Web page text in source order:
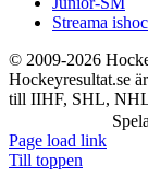
Streama
© 2009-2026
Hockeyresultat.se
till IIHF, SHL, NHL
Page load link
Till toppen